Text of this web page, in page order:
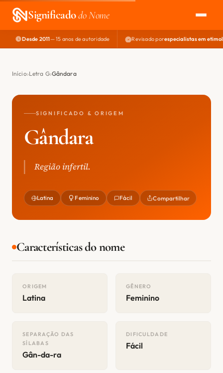
Significadodo Nome
EXPLORAR
NOME PERFEITO
Desde 2011— 15 anos de autoridade Revisado porespecialistas em
Início Letra G Gândara
SIGNIFICADO & ORIGEM
Gândara
Região infertil.
Latina Feminino Fácil Compartilhar
Características do nome
ORIGEM
Latina
GÊNERO
Feminino
SEPARAÇÃO DAS
SÍLABAS
Gân-da-ra
DIFICULDADE
Fácil